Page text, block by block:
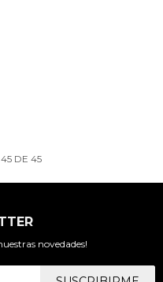
45DE 45
novedades!